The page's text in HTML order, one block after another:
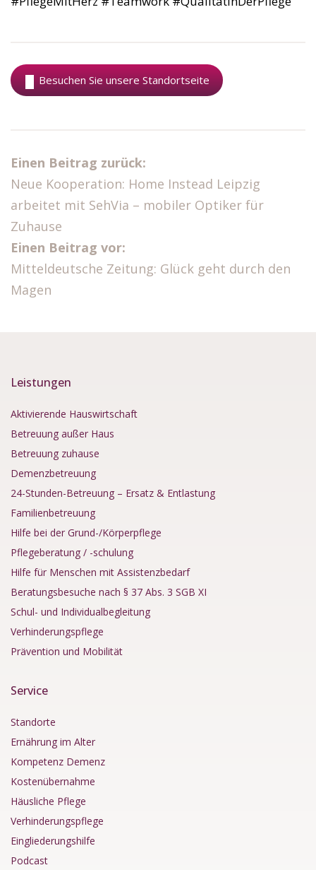
Besuchen Sie unsere Standortseite
Einen Beitrag zurück:
Neue Kooperation: Home Instead Leipzig
arbeitet mit SehVia – mobiler Optiker für
Zuhause
Einen Beitrag vor:
Mitteldeutsche Zeitung: Glück geht durch den
Magen
Leistungen
Aktivierende Hauswirtschaft
Betreuung außer Haus
Betreuung zuhause
Demenzbetreuung
24-Stunden-Betreuung – Ersatz & Entlastung
Familienbetreuung
Hilfe bei der Grund-/Körperpflege
Pflegeberatung / -schulung
Hilfe für Menschen mit Assistenzbedarf
Beratungsbesuche nach § 37 Abs. 3 SGB XI
Schul- und Individualbegleitung
Verhinderungspflege
Prävention und Mobilität
Service
Standorte
Ernährung im Alter
Kompetenz Demenz
Kostenübernahme
Häusliche Pflege
Verhinderungspflege
Eingliederungshilfe
Podcast